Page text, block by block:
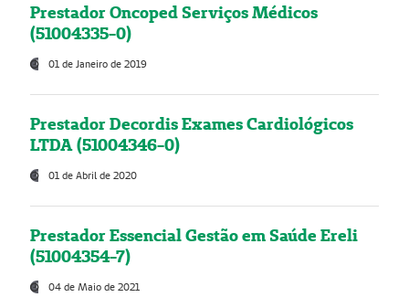
Prestador Oncoped Serviços Médicos
(51004335-0)
01 de Janeiro de 2019
Prestador Decordis Exames Cardiológicos
LTDA (51004346-0)
01 de Abril de 2020
Prestador Essencial Gestão em Saúde Ereli
(51004354-7)
04 de Maio de 2021